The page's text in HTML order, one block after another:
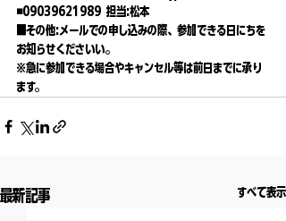
◾️09039621989  担当:松本
■その他:メールでの申し込みの際、参加できる日にちを
お知らせくださいい。
※急に参加できる場合やキャンセル等は前日までに承り
ます。
最新記事 すべて表示